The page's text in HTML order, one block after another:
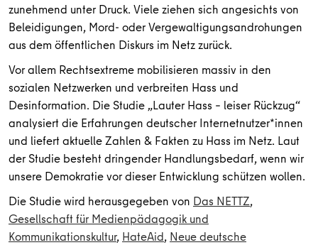
zunehmend unter Druck. Viele ziehen sich angesichts von
Beleidigungen, Mord- oder Vergewaltigungsandrohungen
aus dem öffentlichen Diskurs im Netz zurück.
Vor allem Rechtsextreme mobilisieren massiv in den
sozialen Netzwerken und verbreiten Hass und
Desinformation. Die Studie „Lauter Hass – leiser Rückzug“
analysiert die Erfahrungen deutscher Internetnutzer*innen
und liefert aktuelle Zahlen & Fakten zu Hass im Netz. Laut
der Studie besteht dringender Handlungsbedarf, wenn wir
unsere Demokratie vor dieser Entwicklung schützen wollen.
Die Studie wird herausgegeben von Das NETTZ,
Gesellschaft für Medienpädagogik und
Kommunikationskultur, HateAid, Neue deutsche